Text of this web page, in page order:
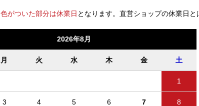
色がついた部分は休業日 となります。 直営ショップの休業日と
2026年8月
月 火 水 木 金 土
1
3 4 5 6 7 8